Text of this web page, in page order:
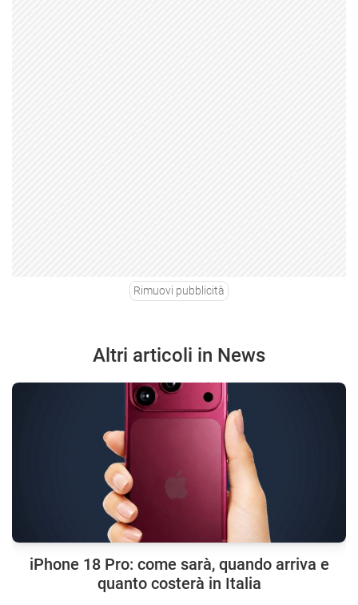
Rimuovi pubblicità
Altri articoli in News
iPhone 18 Pro: come sarà, quando arriva e
quanto costerà in Italia